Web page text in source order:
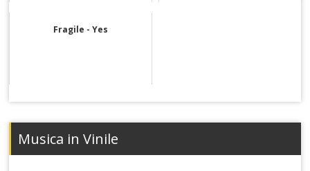
Fragile - Yes
Musica in Vinile